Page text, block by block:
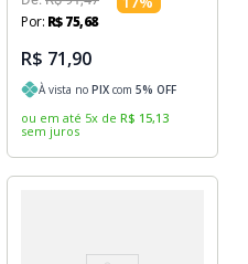
Por: R$75,68
R$ 71,90
À vista no PIX com 5% OFF
ou em até 5x de R$ 15,13
sem juros